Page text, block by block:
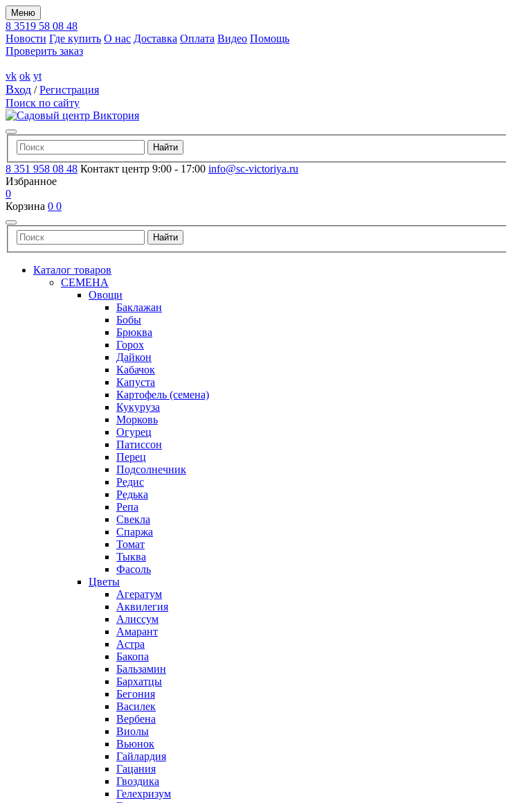
Меню
8 3519 58 08 48
Новости Где купить О нас Доставка Оплата Видео Помощь
Проверить заказ
vk ok yt
Вход /Регистрация
Поиск по сайту
8 351 958 08 48 Контакт центр 9:00 - 17:00 info@sc-victoriya.ru
Избранное
0
Корзина 0 0
Каталог товаров
СЕМЕНА
Овощи
Баклажан
Бобы
Брюква
Горох
Дайкон
Кабачок
Капуста
Картофель (семена)
Кукуруза
Морковь
Огурец
Патиссон
Перец
Подсолнечник
Редис
Редька
Репа
Свекла
Спаржа
Томат
Тыква
Фасоль
Цветы
Агератум
Аквилегия
Алиссум
Амарант
Астра
Бакопа
Бальзамин
Бархатцы
Бегония
Василек
Вербена
Виолы
Вьюнок
Гайлардия
Гацания
Гвоздика
Гелехризум